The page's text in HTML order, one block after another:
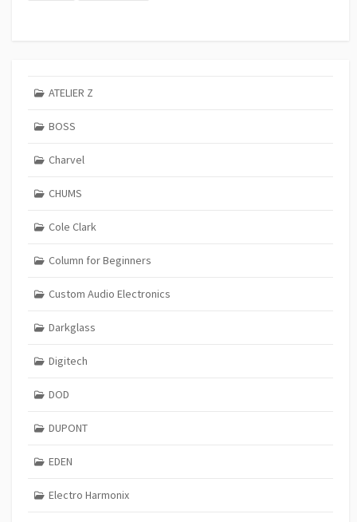
ATELIER Z
BOSS
Charvel
CHUMS
Cole Clark
Column for Beginners
Custom Audio Electronics
Darkglass
Digitech
DOD
DUPONT
EDEN
Electro Harmonix